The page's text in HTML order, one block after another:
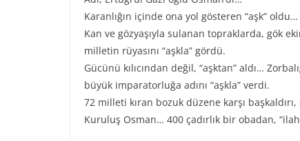
Karanlığın içinde ona yol gösteren “aşk” oldu…
Kan ve gözyaşıyla sulanan topraklarda, gök
milletin rüyasını “aşkla” gördü.
Gücünü kılıcından değil, “aşktan” aldı…
büyük imparatorluğa adını “aşkla” verdi.
72 milleti kıran bozuk düzene karşı
Kuruluş Osman… 400 çadırlık bir obadan,